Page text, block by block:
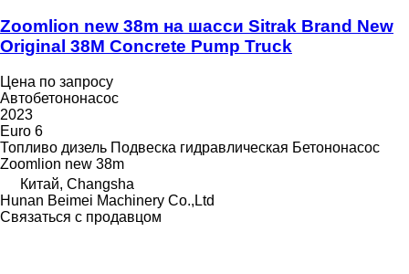
Zoomlion new 38m на шасси Sitrak Brand New
Original 38M Concrete Pump Truck
Цена по запросу
Автобетононасос
2023
Euro 6
Топливо дизель Подвеска гидравлическая Бетононасос
Zoomlion new 38m
Китай, Changsha
Hunan Beimei Machinery Co.,Ltd
Связаться с продавцом